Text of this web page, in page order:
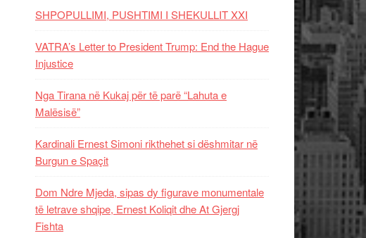
SHPOPULLIMI, PUSHTIMI I SHEKULLIT XXI
VATRA’s Letter to President Trump: End the Hague
Injustice
Nga Tirana në Kukaj për të parë “Lahuta e
Malësisë”
Kardinali Ernest Simoni rikthehet si dëshmitar në
Burgun e Spaçit
Dom Ndre Mjeda, sipas dy figurave monumentale
të letrave shqipe, Ernest Koliqit dhe At Gjergj
Fishta